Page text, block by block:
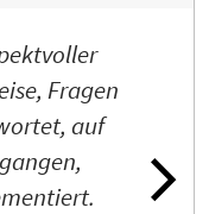
Fragen
auf